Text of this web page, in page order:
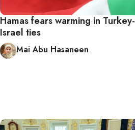
Hamas fears warming in Turkey-
Israel ties
Mai Abu Hasaneen